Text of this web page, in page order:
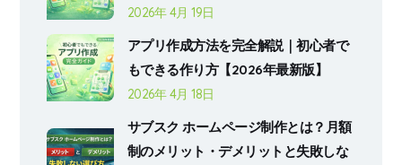
2026年 4月 19日
アプリ作成方法を完全解説｜初心者で
もできる作り方【2026年最新版】
2026年 4月 18日
サブスク ホームページ制作とは？月額
制のメリット・デメリットと失敗しな